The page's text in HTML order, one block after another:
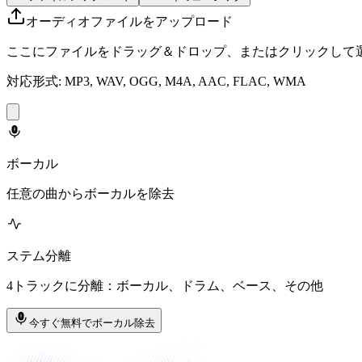
オーディオファイルをアップロード
ここにファイルをドラッグ＆ドロップ、またはクリックして
対応形式: MP3, WAV, OGG, M4A, AAC, FLAC, WMA
ボーカル
任意の曲からボーカルを除去
ステム分離
4トラックに分離：ボーカル、ドラム、ベース、その他
今すぐ無料でボーカル除去